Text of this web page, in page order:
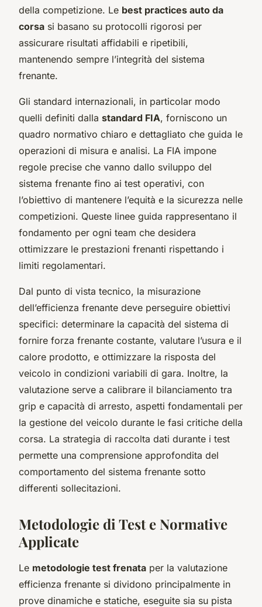
della competizione. Le best practices auto da
corsa si basano su protocolli rigorosi per
assicurare risultati affidabili e ripetibili,
mantenendo sempre l’integrità del sistema
frenante.
Gli standard internazionali, in particolar modo
quelli definiti dalla standard FIA, forniscono un
quadro normativo chiaro e dettagliato che guida le
operazioni di misura e analisi. La FIA impone
regole precise che vanno dallo sviluppo del
sistema frenante fino ai test operativi, con
l’obiettivo di mantenere l’equità e la sicurezza nelle
competizioni. Queste linee guida rappresentano il
fondamento per ogni team che desidera
ottimizzare le prestazioni frenanti rispettando i
limiti regolamentari.
Dal punto di vista tecnico, la misurazione
dell’efficienza frenante deve perseguire obiettivi
specifici: determinare la capacità del sistema di
fornire forza frenante costante, valutare l’usura e il
calore prodotto, e ottimizzare la risposta del
veicolo in condizioni variabili di gara. Inoltre, la
valutazione serve a calibrare il bilanciamento tra
grip e capacità di arresto, aspetti fondamentali per
la gestione del veicolo durante le fasi critiche della
corsa. La strategia di raccolta dati durante i test
permette una comprensione approfondita del
comportamento del sistema frenante sotto
differenti sollecitazioni.
Metodologie di Test e Normative
Applicate
Le metodologie test frenata per la valutazione
efficienza frenante si dividono principalmente in
prove dinamiche e statiche, eseguite sia su pista